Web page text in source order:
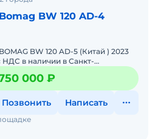
BW 120 AD-4
BW 120 AD-5 (Китай ) 2023
НДС в наличии в Санкт-
оборудование:Гидростатический
000 ₽
Позвонить Написать